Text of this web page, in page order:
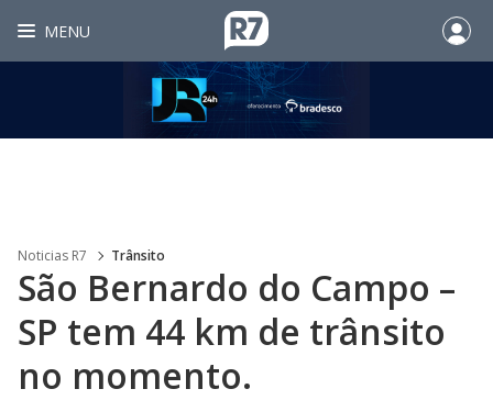
MENU
Noticias R7 Trânsito
São Bernardo do Campo –
SP tem 44 km de trânsito
no momento.